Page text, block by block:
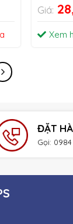
Giá:
Xem
ĐẶT
Gọi: 0984